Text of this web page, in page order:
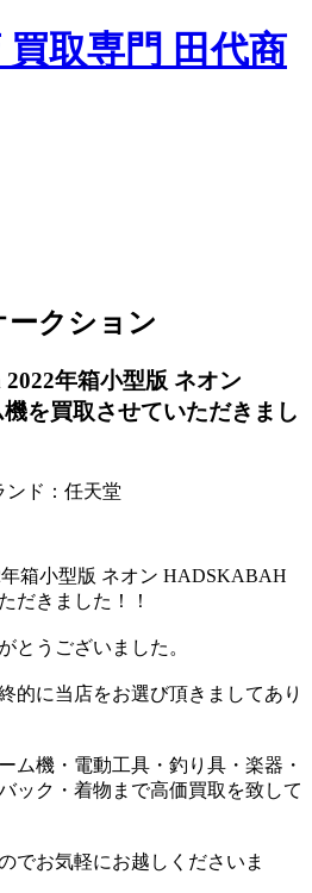
年箱小型版 ネオン
を買取させていただきまし
ンド：任天堂
年箱小型版 ネオン HADSKABAH
だきました！！
とうございました。
的に当店をお選び頂きましてあり
ム機・電動工具・釣り具・楽器・
ック・着物まで高価買取を致して
でお気軽にお越しくださいま